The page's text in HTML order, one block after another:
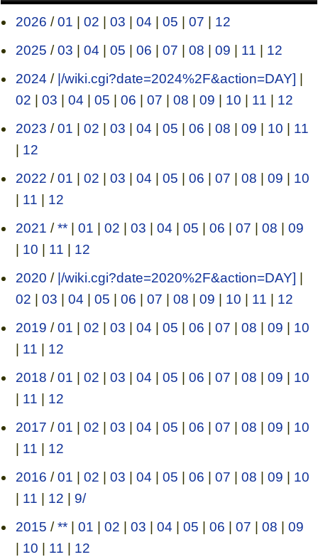
2026 /01 | 02 | 03 | 04 | 05 | 07 | 12
2025 /03 | 04 | 05 | 06 | 07 | 08 | 09 | 11 | 12
2024 / |/wiki.cgi?date=2024%2F&action=DAY] |
02 | 03 | 04 | 05 | 06 | 07 | 08 | 09 | 10 | 11 | 12
2023 /01 | 02 | 03 | 04 | 05 | 06 | 08 | 09 | 10 | 11
| 12
2022 /01 | 02 | 03 | 04 | 05 | 06 | 07 | 08 | 09 | 10
| 11 | 12
2021 /**| 01 | 02 | 03 | 04 | 05 | 06 | 07 | 08 | 09
| 10 | 11 | 12
2020 / |/wiki.cgi?date=2020%2F&action=DAY] |
02 | 03 | 04 | 05 | 06 | 07 | 08 | 09 | 10 | 11 | 12
2019 /01 | 02 | 03 | 04 | 05 | 06 | 07 | 08 | 09 | 10
| 11 | 12
2018 /01 | 02 | 03 | 04 | 05 | 06 | 07 | 08 | 09 | 10
| 11 | 12
2017 /01 | 02 | 03 | 04 | 05 | 06 | 07 | 08 | 09 | 10
| 11 | 12
2016 /01 | 02 | 03 | 04 | 05 | 06 | 07 | 08 | 09 | 10
| 11 | 12 | 9/
2015 /**| 01 | 02 | 03 | 04 | 05 | 06 | 07 | 08 | 09
| 10 | 11 | 12